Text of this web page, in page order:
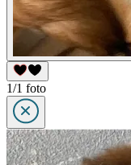
1/1 foto